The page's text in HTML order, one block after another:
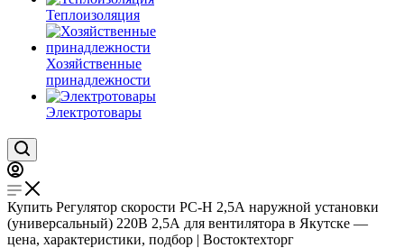
Теплоизоляция
Хозяйственные
принадлежности
Электротовары
Купить Регулятор скорости РС-Н 2,5А наружной установки
(универсальный) 220В 2,5А для вентилятора в Якутске —
цена, характеристики, подбор | Востоктехторг